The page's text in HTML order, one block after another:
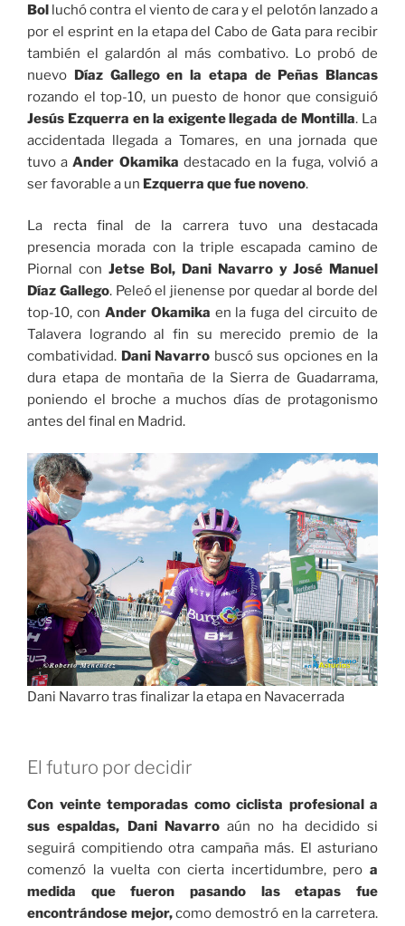
Bol luchó contra el viento de cara y el pelotón lanzado a
por el esprint en la etapa del Cabo de Gata para recibir
también el galardón al más combativo. Lo probó de
nuevo Díaz Gallego en la etapa de Peñas Blancas
rozando el top-10, un puesto de honor que consiguió
Jesús Ezquerra en la exigente llegada de Montilla. La
accidentada llegada a Tomares, en una jornada que
tuvo aAnder Okamika destacado en la fuga, volvió a
ser favorable a un Ezquerra que fue noveno.
La recta final de la carrera tuvo una destacada
presencia morada con la triple escapada camino de
Piornal con Jetse Bol, Dani Navarro y José Manuel
Díaz Gallego. Peleó el jienense por quedar al borde del
top-10, con Ander Okamika en la fuga del circuito de
Talavera logrando al fin su merecido premio de la
combatividad. Dani Navarro buscó sus opciones en la
dura etapa de montaña de la Sierra de Guadarrama,
poniendo el broche a muchos días de protagonismo
antes del final en Madrid.
Dani Navarro tras finalizar la etapa en Navacerrada
El futuro por decidir
Con veinte temporadas como ciclista profesional a
sus espaldas, Dani Navarroaún no ha decidido si
seguirá compitiendo otra campaña más. El asturiano
comenzó la vuelta con cierta incertidumbre, pero a
medida que fueron pasando las etapas fue
encontrándose mejor,como demostró en la carretera.